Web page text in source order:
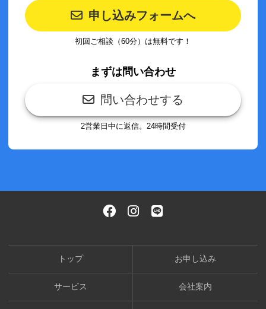
申し込みフォームへ
初回ご相談（60分）は無料です！
まずは問い合わせ
問い合わせする
2営業日中に返信。24時間受付
トップ お申し込み
サービス 会社案内